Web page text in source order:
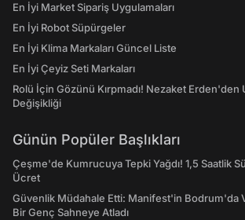
En İyi Market Sipariş Uygulamaları
En İyi Robot Süpürgeler
En İyi Klima Markaları Güncel Liste
En İyi Çeyiz Seti Markaları
Rolü İçin Gözünü Kırpmadı! Nezaket Erden'den
Değişikliği
Günün Popüler Başlıkları
Çeşme'de Kumrucuya Tepki Yağdı! 1,5 Saatlik
Ücret
Güvenlik Müdahale Etti: Manifest'in Bodrum'da
Bir Genç Sahneye Atladı